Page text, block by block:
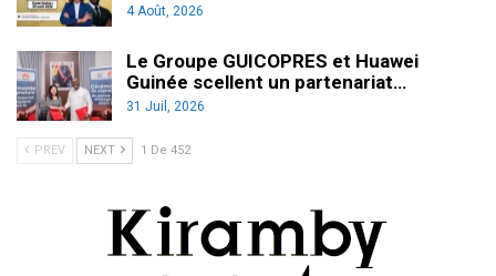
4 Août, 2026
Le Groupe GUICOPRES et Huawei
Guinée scellent un partenariat…
31 Juil, 2026
PREV NEXT 1 De 452